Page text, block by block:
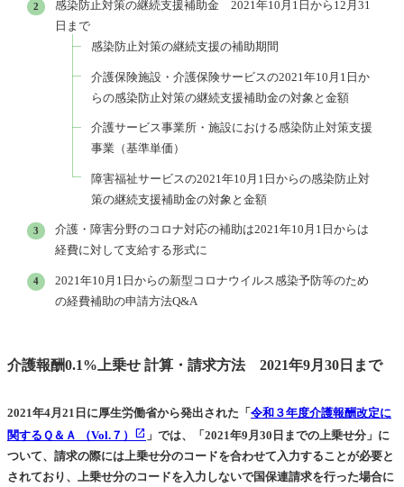
感染防止対策の継続支援補助金 2021年10月1日から12月31
日まで
感染防止対策の継続支援の補助期間
介護保険施設・介護保険サービスの2021年10月1日か
らの感染防止対策の継続支援補助金の対象と金額
介護サービス事業所・施設における感染防止対策支援
事業（基準単価）
障害福祉サービスの2021年10月1日からの感染防止対
策の継続支援補助金の対象と金額
介護・障害分野のコロナ対応の補助は2021年10月1日からは
経費に対して支給する形式に
2021年10月1日からの新型コロナウイルス感染予防等のため
の経費補助の申請方法Q&A
介護報酬0.1%上乗せ 計算・請求方法 2021年9月30日まで
2021年4月21日に厚生労働省から発出された「 令和３年度介護報酬改定に
関するＱ＆Ａ （Vol.７）
」では、「2021年9月30日までの上乗せ分」に
ついて、請求の際には上乗せ分のコードを合わせて入力することが必要と
されており、 上乗せ分のコードを入力しないで国保連請求を行った場合に